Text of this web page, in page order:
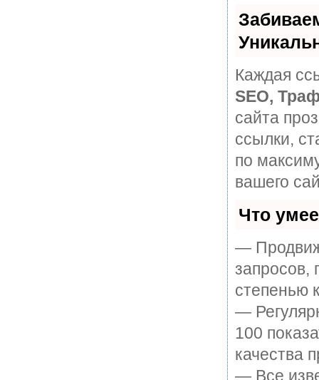
Каждая
SEO,
сайта
ссылки,
по
вашего
Что
—
запросов,
степенью
—
100
качества
— Все